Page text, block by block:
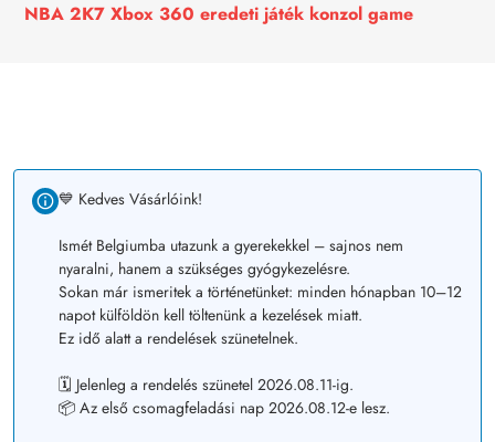
NBA 2K7 Xbox 360 eredeti játék konzol game
💙 Kedves Vásárlóink!
Ismét Belgiumba utazunk a gyerekekkel – sajnos nem
nyaralni, hanem a szükséges gyógykezelésre.
Sokan már ismeritek a történetünket: minden hónapban 10–12
napot külföldön kell töltenünk a kezelések miatt.
Ez idő alatt a rendelések szünetelnek.
🗓️ Jelenleg a rendelés szünetel 2026.08.11-ig.
📦 Az első csomagfeladási nap 2026.08.12-e lesz.